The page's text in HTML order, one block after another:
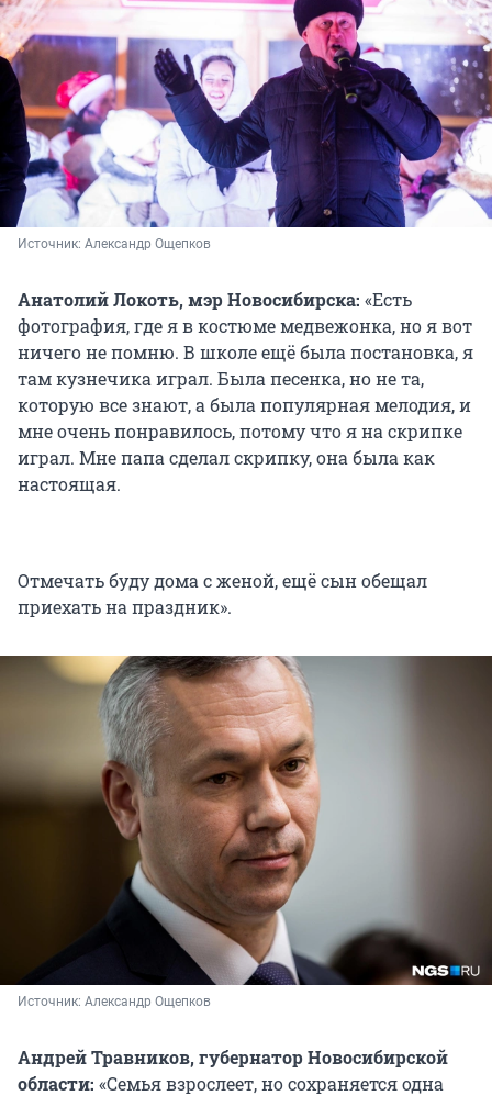
Источник: Александр Ощепков
Анатолий Локоть, мэр Новосибирска: «Есть
фотография, где я в костюме медвежонка, но я вот
ничего не помню. В школе ещё была постановка, я
там кузнечика играл. Была песенка, но не та,
которую все знают, а была популярная мелодия, и
мне очень понравилось, потому что я на скрипке
играл. Мне папа сделал скрипку, она была как
настоящая.
Отмечать буду дома с женой, ещё сын обещал
приехать на праздник».
Источник: Александр Ощепков
Андрей Травников, губернатор Новосибирской
области: «Семья взрослеет, но сохраняется одна